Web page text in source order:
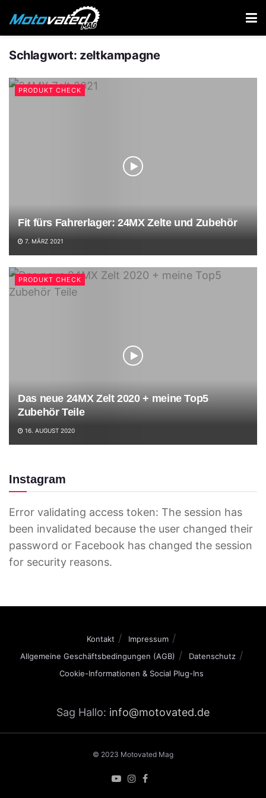
Schlagwort: zeltkampagne
PRODUKT CHECK
Fit fürs Fahrerlager: 24MX Zelte und Zubehör
7. MÄRZ 2021
PRODUKT CHECK
Das neue 24MX Zelt 2020 + meine Top5
Zubehör Teile
16. AUGUST 2020
Instagram
Error validating access token: The session has
been invalidated because the user changed their
password or Facebook has changed the session
for security reasons.
Kontakt
Impressum
Allgemeine Geschäftsbedingungen (AGB)
Datenschutz
Cookie-Informationen & Social Plug-Ins
Sag Hallo: info@motovated.de
© 2023 Motovated Mag